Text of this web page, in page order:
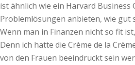
ist ähnlich wie ein Harvard Business
Problemlösungen anbieten, wie gut
Wenn man in Finanzen nicht so fit
Denn ich hatte die Crème de la
von den Frauen beeindruckt sein